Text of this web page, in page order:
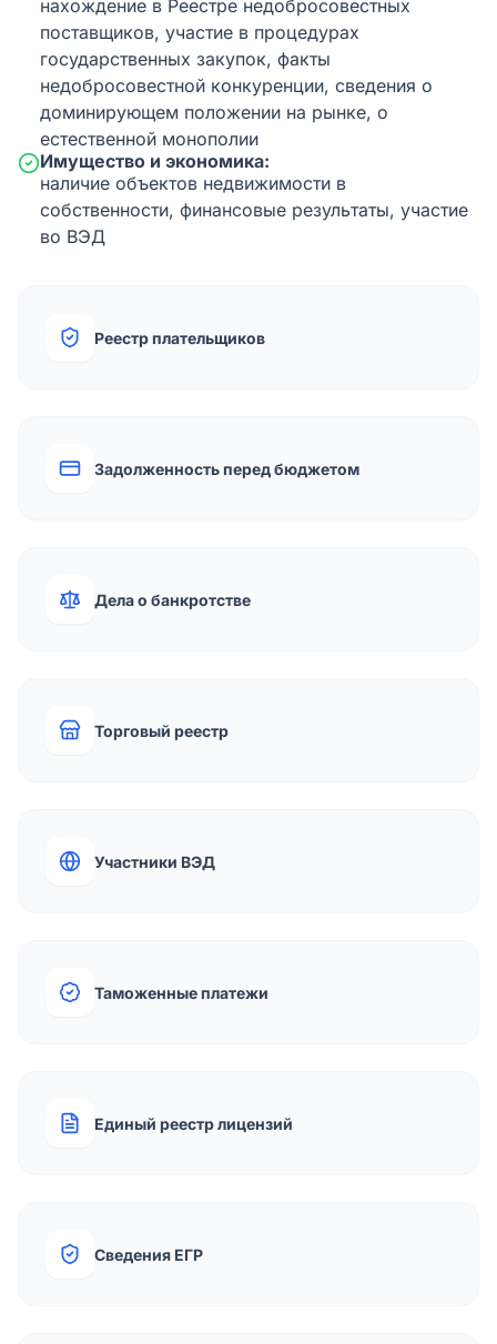
нахождение в Реестре недобросовестных
поставщиков, участие в процедурах
государственных закупок, факты
недобросовестной конкуренции, сведения о
доминирующем положении на рынке, о
естественной монополии
Имущество и экономика:
наличие объектов недвижимости в
собственности, финансовые результаты, участие
во ВЭД
Реестр плательщиков
Задолженность перед бюджетом
Дела о банкротстве
Торговый реестр
Участники ВЭД
Таможенные платежи
Единый реестр лицензий
Сведения ЕГР